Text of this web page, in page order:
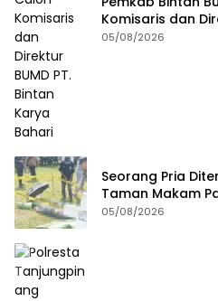
Komisaris dan
Karya Bahari
05/08/2026
Seorang Pria
Taman Makam
05/08/2026